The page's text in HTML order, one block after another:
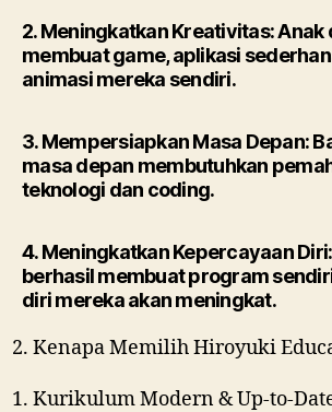
2. Meningkatkan Kreativitas: Anak
membuat game, aplikasi
animasi mereka sendiri.
3. Mempersiapkan Masa Depan:
masa depan membutuhkan
teknologi dan coding.
4. Meningkatkan Kepercayaan
berhasil membuat program
diri mereka akan meningkat.
Kenapa Memilih Hiroyuki
Kurikulum Modern & Up-to-